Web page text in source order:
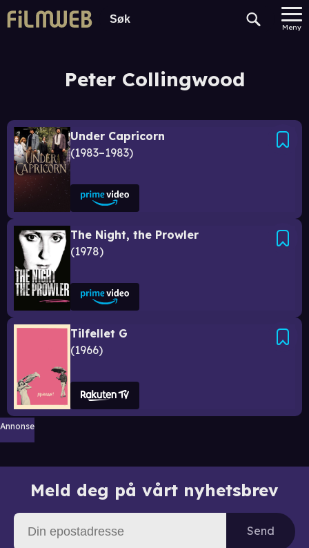
Meny
Peter Collingwood
Under Capricorn
1983–1983
The Night, the Prowler
1978
Tilfellet G
1966
Annonse
Meld deg på vårt nyhetsbrev
Send